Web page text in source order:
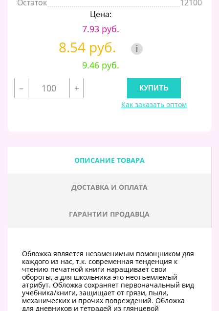
Остаток
12100
Цена:
7.93 руб.
8.54 руб. i
9.46 руб.
–
+
Как заказать оптом
ОПИСАНИЕ ТОВАРА
ДОСТАВКА И ОПЛАТА
ГАРАНТИИ ПРОДАВЦА
Обложка является незаменимым помощником для
каждого из нас, т.к. современная тенденция к
чтению печатной книги наращивает свои
обороты, а для школьника это неотъемлемый
атрибут. Обложка сохраняет первоначальный вид
учебника/книги, защищает от грязи, пыли,
механических и прочих повреждений. Обложка
для дневников и тетрадей из глянцевой